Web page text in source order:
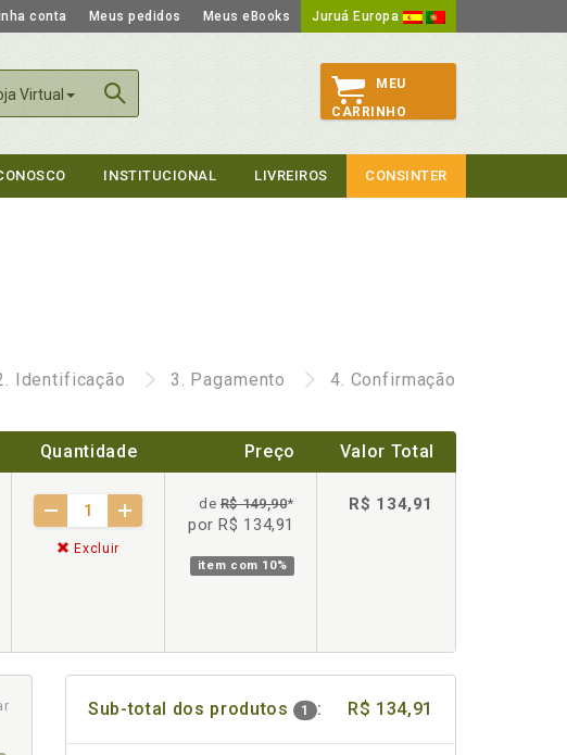
conta Meus pedidos Meus eBooks Juruá Europa
Virtual
MEU
CARRINHO
INSTITUCIONAL LIVREIROS CONSINTER
Identificação 3. Pagamento 4. Confirmação
Quantidade Preço Valor Total
Excluir
deR$ 149,90*
por R$ 134,91
item com 10%
R$ 134,91
Sub-total dos produtos 1 : R$ 134,91